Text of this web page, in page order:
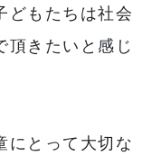
どもたちは社会
頂きたいと感じ
にとって大切な